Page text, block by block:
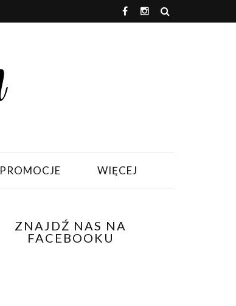
PROMOCJE WIĘCEJ
ZNAJDŹ NAS NA
FACEBOOKU